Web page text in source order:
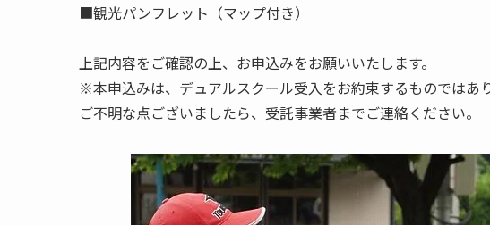
■観光パンフレット（マップ付き）
上記内容をご確認の上、お申込みをお願いいたします。
※本申込みは、デュアルスクール受入をお約束するものではあ
ご不明な点ございましたら、受託事業者までご連絡ください。